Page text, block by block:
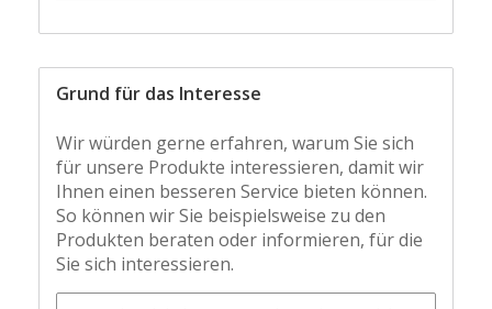
Grund für das Interesse
Wir würden gerne erfahren, warum Sie sich
für unsere Produkte interessieren, damit wir
Ihnen einen besseren Service bieten können.
So können wir Sie beispielsweise zu den
Produkten beraten oder informieren, für die
Sie sich interessieren.